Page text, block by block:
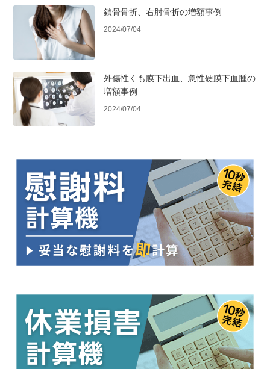
鎖骨骨折、右肘骨折の増額事例
2024/07/04
外傷性くも膜下出血、急性硬膜下血腫の
増額事例
2024/07/04